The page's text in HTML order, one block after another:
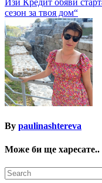
Навигация
Изи Кредит обяви
сезон за твоя дом“
By paulinashtereva
Може би ще харесате..